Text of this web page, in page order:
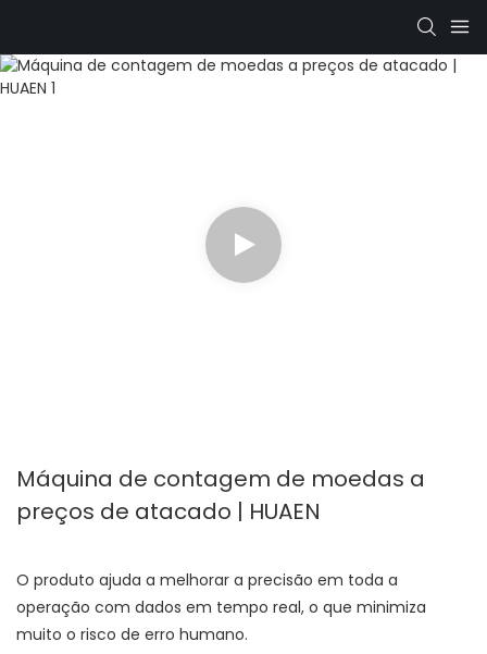
Máquina de contagem de moedas a
preços de atacado | HUAEN
O produto ajuda a melhorar a precisão em toda a
operação com dados em tempo real, o que minimiza
muito o risco de erro humano.